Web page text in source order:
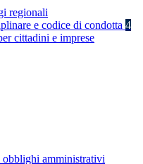
regionali
e codice di condotta 4
cittadini e imprese
obblighi amministrativi